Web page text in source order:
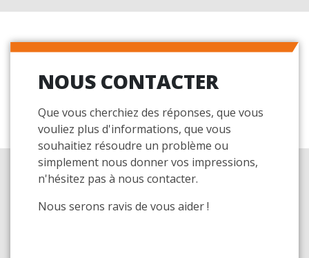
NOUS CONTACTER
Que vous cherchiez des réponses, que vous
vouliez plus d'informations, que vous
souhaitiez résoudre un problème ou
simplement nous donner vos impressions,
n'hésitez pas à nous contacter.
Nous serons ravis de vous aider !